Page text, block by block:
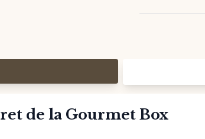
de la Gourmet Box